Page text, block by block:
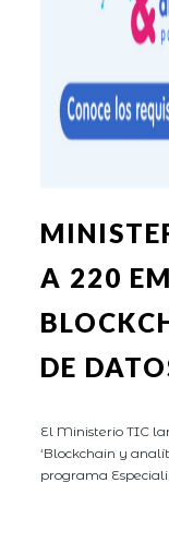
A 220
DE
El Ministerio TIC
‘Blockchain y
programa